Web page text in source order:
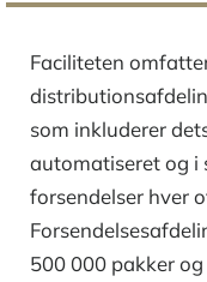
Faciliteten
som inkluderer
automatiseret og i
forsendelser hver
500 000 pakker